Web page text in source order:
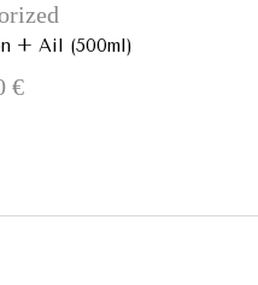
+ Ail (500ml)
€